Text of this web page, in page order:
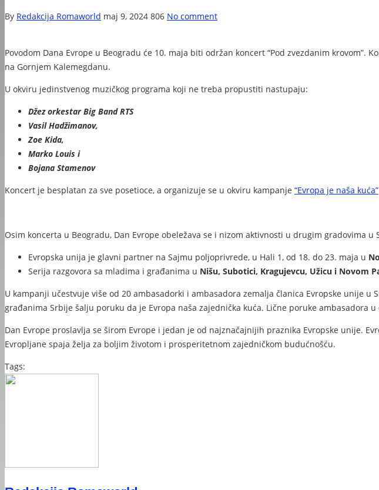
By Redakcija Romaworld maj 9, 2024 806 No comment
Povodom Dana Evrope u Beogradu će 10. maja biti održan koncert “Pod zvezdanim
na Gornjem Kalemegdanu.
U okviru jedinstvenog muzičkog programa koji ne treba propustiti nastupaju:
Džez orkestar Big Band RTS
Vasil Hadžimanov,
Zoe Kida,
Marko Louis i
Bojana Stamenov
Koncert je besplatan za sve posetioce, a organizuje se u okviru kampanje “Evropa je naša kuća”
Osim koncerta u Beogradu, Dan Evrope obeležava se i nizom aktivnosti u drugim gradovima
Evropska unija je glavni partner na Sajmu poljoprivrede, u Hali 1, od 18. do 23. maja u
Serija razgovora sa mladima i građanima u Nišu, Subotici, Kragujevcu, Užicu i Novom
U kampanji učestvuje više od 20 ambasadorki i ambasadora zemalja članica Evropske unije
građanima Srbije šalju poruku da je Evropa naša zajednička kuća. Lične poruke ambasadora
Dan Evrope proslavlja se širom Evrope i jedan je od najznačajnijih praznika Evropske unije.
Evropljane spaja želja za boljim životom i prosperitetnom zajedničkom budućnošću.
Tags: